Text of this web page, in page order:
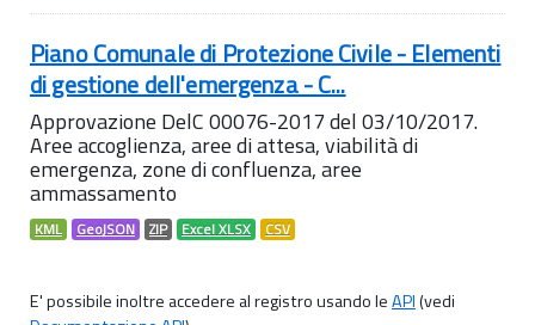
Piano Comunale di Protezione Civile - Elementi
di gestione dell'emergenza - C...
Approvazione DelC 00076-2017 del 03/10/2017.
Aree accoglienza, aree di attesa, viabilità di
emergenza, zone di confluenza, aree
ammassamento
KML GeoJSON ZIP Excel XLSX CSV
E' possibile inoltre accedere al registro usando leAPI(vedi